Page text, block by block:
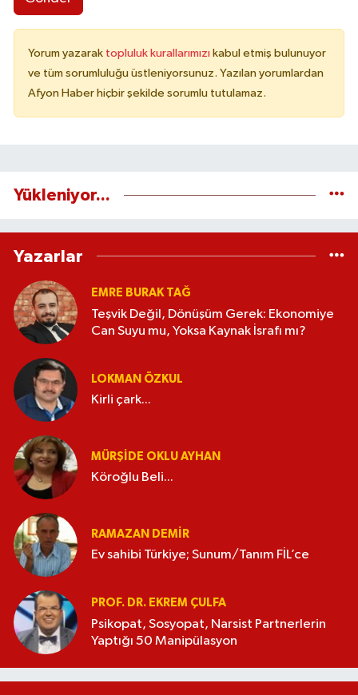
Yorum yazarak topluluk kurallarımızı kabul etmiş bulunuyor
ve tüm sorumluluğu üstleniyorsunuz. Yazılan yorumlardan
Afyon Haber hiçbir şekilde sorumlu tutulamaz.
Yükleniyor...
Yazarlar
EMRE BURAK TAĞ
Teşvik Değil, Dönüşüm Gerek: Ekonomiye
Can Suyu mu, Yoksa Kaynak İsrafı mı?
LOKMAN ÖZKUL
Kirli çark...
MÜRŞIDE OKLU AYHAN
Köroğlu Beli...
RAMAZAN DEMİR
Ev sahibi Türkiye; Sunum/Tanım FİL’ce
PROF. DR. EKREM ÇULFA
Psikopat, Sosyopat, Narsist Partnerlerin
Yaptığı 50 Manipülasyon